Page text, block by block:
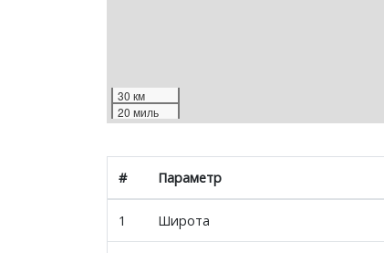
30 км
20 миль
# Параметр
1 Широта